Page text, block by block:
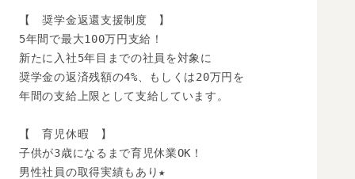
【　奨学金返還支援制度　】
5年間で最大100万円支給！
新たに入社5年目までの社員を対象に
奨学金の返済残額の4%、もしくは20万円を
年間の支給上限として支給しています。
【　育児休暇　】
子供が3歳になるまで育児休業OK！
男性社員の取得実績もあり★